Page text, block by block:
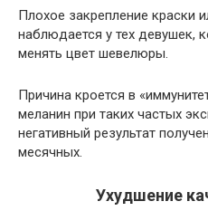
Плохое закрепление краски
наблюдается у тех девушек,
менять цвет шевелюры.
Причина кроется в
меланин при таких частых
негативный результат
месячных.
Ухудшение